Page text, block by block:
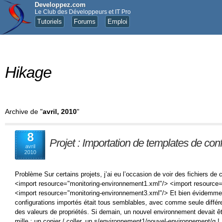
Developpez.com
Le Club des Développeurs et IT Pro
Tutoriels Forums Emploi
Hikage
Archive de "avril, 2010"
8
avril
2010
Projet : Importation de templates de
Problème Sur certains projets, j’ai eu l’occasion de voir des fichiers de
<import resource="monitoring-environnement1.xml"/> <import
<import resource="monitoring-environnement3.xml"/> Et bien
configurations importés était tous semblables, avec comme seule
des valeurs de propriétés. Si demain, un nouvel environnement devait